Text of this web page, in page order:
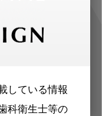
している情報
科衛生士等の
合わせた内
けします。